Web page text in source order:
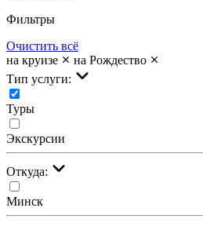
Фильтры
Очистить всё
на круизе
на Рождество
Тип услуги:
Туры
Экскурсии
Откуда:
Минск